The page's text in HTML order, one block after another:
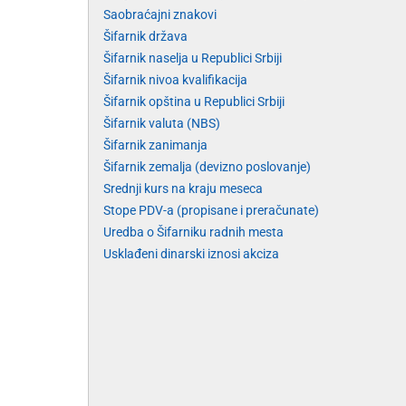
Saobraćajni znakovi
Šifarnik država
Šifarnik naselja u Republici Srbiji
Šifarnik nivoa kvalifikacija
Šifarnik opština u Republici Srbiji
Šifarnik valuta (NBS)
Šifarnik zanimanja
Šifarnik zemalja (devizno poslovanje)
Srednji kurs na kraju meseca
Stope PDV-a (propisane i preračunate)
Uredba o Šifarniku radnih mesta
Usklađeni dinarski iznosi akciza